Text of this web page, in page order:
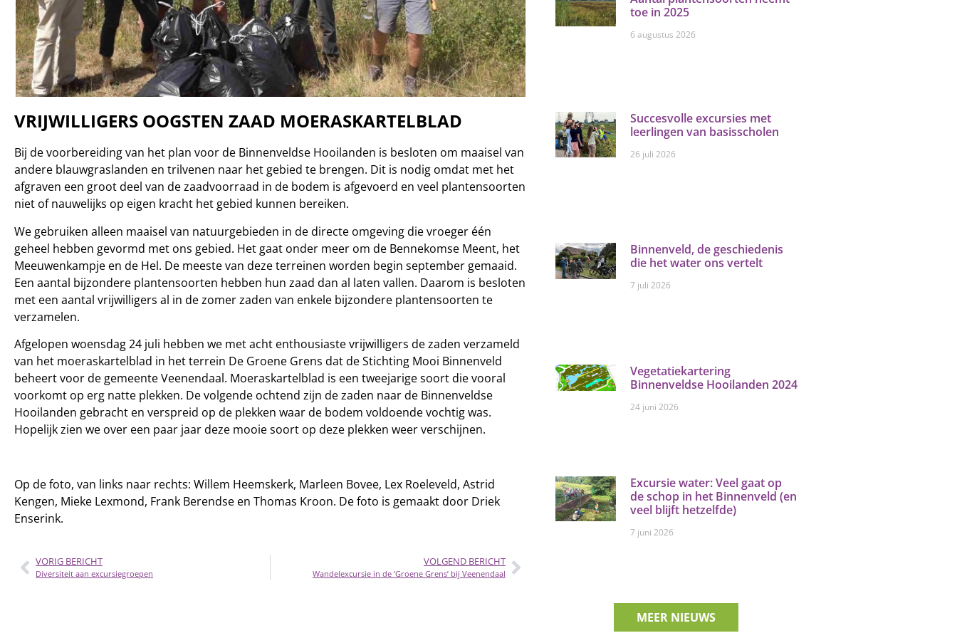
VRIJWILLIGERS OOGSTEN ZAAD MOERASKARTELBLAD
Bij de voorbereiding van het plan voor de Binnenveldse Hooilanden is besloten om maaisel van
andere blauwgraslanden en trilvenen naar het gebied te brengen. Dit is nodig omdat met het
afgraven een groot deel van de zaadvoorraad in de bodem is afgevoerd en veel plantensoorten
niet of nauwelijks op eigen kracht het gebied kunnen bereiken.
We gebruiken alleen maaisel van natuurgebieden in de directe omgeving die vroeger één
geheel hebben gevormd met ons gebied. Het gaat onder meer om de Bennekomse Meent, het
Meeuwenkampje en de Hel. De meeste van deze terreinen worden begin september gemaaid.
Een aantal bijzondere plantensoorten hebben hun zaad dan al laten vallen. Daarom is besloten
met een aantal vrijwilligers al in de zomer zaden van enkele bijzondere plantensoorten te
verzamelen.
Afgelopen woensdag 24 juli hebben we met acht enthousiaste vrijwilligers de zaden verzameld
van het moeraskartelblad in het terrein De Groene Grens dat de Stichting Mooi Binnenveld
beheert voor de gemeente Veenendaal. Moeraskartelblad is een tweejarige soort die vooral
voorkomt op erg natte plekken. De volgende ochtend zijn de zaden naar de Binnenveldse
Hooilanden gebracht en verspreid op de plekken waar de bodem voldoende vochtig was.
Hopelijk zien we over een paar jaar deze mooie soort op deze plekken weer verschijnen.
Op de foto, van links naar rechts: Willem Heemskerk, Marleen Bovee, Lex Roeleveld, Astrid
Kengen, Mieke Lexmond, Frank Berendse en Thomas Kroon. De foto is gemaakt door Driek
Enserink.
VORIG BERICHT
Diversiteit aan excursiegroepen
VOLGEND BERICHT
Wandelexcursie in de ‘Groene Grens’ bij Veenendaal
toe in 2025
6 augustus 2026
Succesvolle excursies met
leerlingen van basisscholen
26 juli 2026
Binnenveld, de geschiedenis
die het water ons vertelt
7 juli 2026
Vegetatiekartering
Binnenveldse Hooilanden 2024
24 juni 2026
Excursie water: Veel gaat op
de schop in het Binnenveld (en
veel blijft hetzelfde)
7 juni 2026
MEER NIEUWS